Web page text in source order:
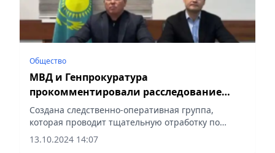
Общество
МВД и Генпрокуратура
прокомментировали расследование
поджога дома убитого в Талгаре
подростка
Создана следственно-оперативная группа,
которая проводит тщательную отработку по
месту совершения
преступления, сообщает Vecher.kz.
13.10.2024 14:07